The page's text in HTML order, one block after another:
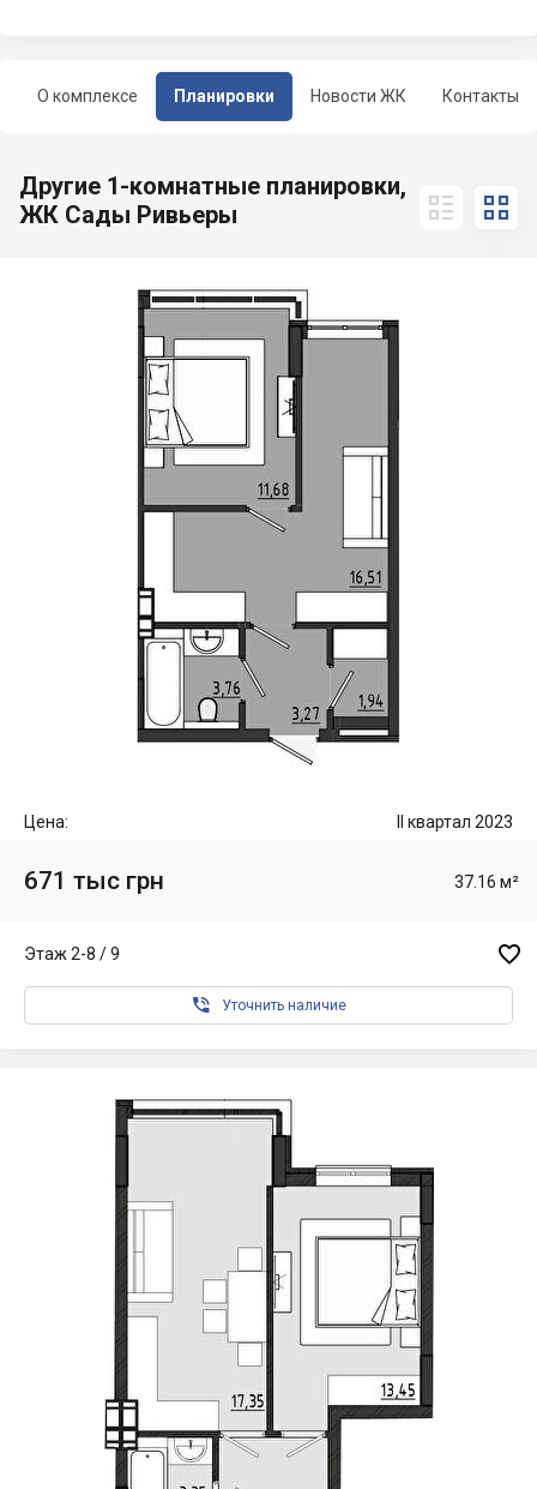
О комплексе Планировки Новости ЖК Контакты
Другие 1-комнатные планировки,
ЖК Сады Ривьеры
 
Цена: II квартал 2023
671 тыс грн 37.16 м²
Этаж 2-8 / 9 
 Уточнить наличие